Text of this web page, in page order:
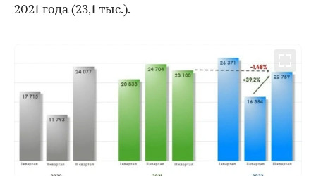
2021 года (23,1 тыс.).